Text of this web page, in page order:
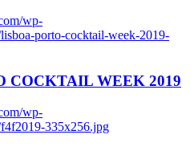
wp-
porto-cocktail-week-2019-
COCKTAIL WEEK 2019
wp-
335x256.jpg